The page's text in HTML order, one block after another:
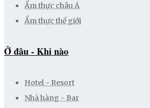
Ẩm thực châu Á
Ẩm thực thế giới
Ở đâu - Khi nào
Hotel - Resort
Nhà hàng - Bar